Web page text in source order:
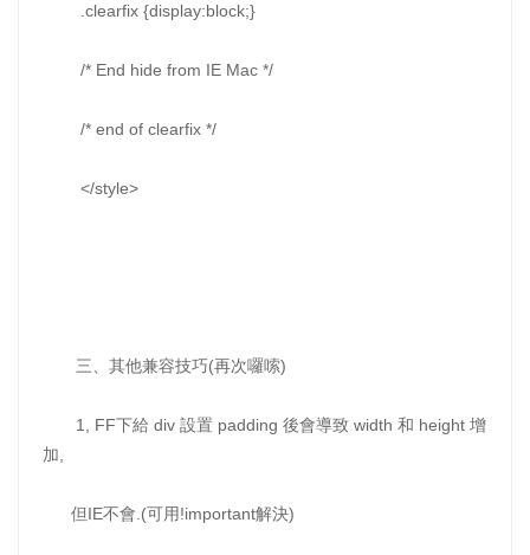
.clearfix {display:block;}
/* End hide from IE Mac */
/* end of clearfix */
</style>
三、其他兼容技巧(再次囉嗦)
1, FF下給 div 設置 padding 後會導致 width 和 height 增
加,
但IE不會.(可用!important解決)